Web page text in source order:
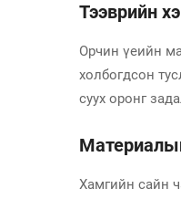
Тээврийн
Орчин үеийн
холбогдсон
суух оронг
Хамгийн сайн